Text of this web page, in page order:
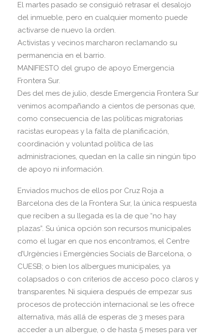
El martes pasado se consiguió retrasar el desalojo
del inmueble, pero en cualquier momento puede
activarse de nuevo la orden.
Activistas y vecinos marcharon reclamando su
permanencia en el barrio.
MANIFIESTO del grupo de apoyo Emergencia
Frontera Sur.
Des del mes de julio, desde Emergencia Frontera Sur
venimos acompañando a cientos de personas que,
como consecuencia de las políticas migratorias
racistas europeas y la falta de planificación,
coordinación y voluntad política de las
administraciones, quedan en la calle sin ningún tipo
de apoyo ni información.
Enviados muchos de ellos por Cruz Roja a
Barcelona des de la Frontera Sur, la única respuesta
que reciben a su llegada es la de que “no hay
plazas”. Su única opción son recursos municipales
como el lugar en que nos encontramos, el Centre
d’Urgències i Emergències Socials de Barcelona, o
CUESB; o bien los albergues municipales, ya
colapsados o con criterios de acceso poco claros y
transparentes. Ni siquiera después de empezar sus
procesos de protección internacional se les ofrece
alternativa, más allá de esperas de 3 meses para
acceder a un albergue, o de hasta 5 meses para ver